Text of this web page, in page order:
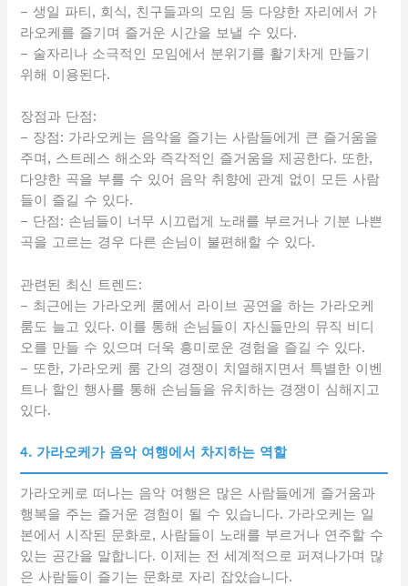
– 생일 파티, 회식, 친구들과의 모임 등 다양한 자리에서 가
라오케를 즐기며 즐거운 시간을 보낼 수 있다.
– 술자리나 소극적인 모임에서 분위기를 활기차게 만들기
위해 이용된다.
장점과 단점:
– 장점: 가라오케는 음악을 즐기는 사람들에게 큰 즐거움을
주며, 스트레스 해소와 즉각적인 즐거움을 제공한다. 또한,
다양한 곡을 부를 수 있어 음악 취향에 관계 없이 모든 사람
들이 즐길 수 있다.
– 단점: 손님들이 너무 시끄럽게 노래를 부르거나 기분 나쁜
곡을 고르는 경우 다른 손님이 불편해할 수 있다.
관련된 최신 트렌드:
– 최근에는 가라오케 룸에서 라이브 공연을 하는 가라오케
룸도 늘고 있다. 이를 통해 손님들이 자신들만의 뮤직 비디
오를 만들 수 있으며 더욱 흥미로운 경험을 즐길 수 있다.
– 또한, 가라오케 룸 간의 경쟁이 치열해지면서 특별한 이벤
트나 할인 행사를 통해 손님들을 유치하는 경쟁이 심해지고
있다.
4. 가라오케가 음악 여행에서 차지하는 역할
가라오케로 떠나는 음악 여행은 많은 사람들에게 즐거움과
행복을 주는 즐거운 경험이 될 수 있습니다. 가라오케는 일
본에서 시작된 문화로, 사람들이 노래를 부르거나 연주할 수
있는 공간을 말합니다. 이제는 전 세계적으로 퍼져나가며 많
은 사람들이 즐기는 문화로 자리 잡았습니다.